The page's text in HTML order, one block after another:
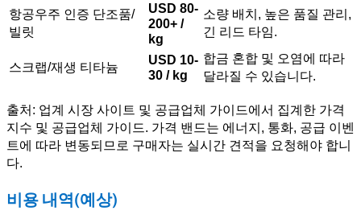
항공우주 인증 단조품/
빌릿
USD 80-
200+ /
kg
소량 배치, 높은 품질 관리,
긴 리드 타임.
스크랩/재생 티타늄
USD 10-
30 / kg
합금 혼합 및 오염에 따라
달라질 수 있습니다.
출처: 업계 시장 사이트 및 공급업체 가이드에서 집계한 가격
지수 및 공급업체 가이드. 가격 밴드는 에너지, 통화, 공급 이벤
트에 따라 변동되므로 구매자는 실시간 견적을 요청해야 합니
다.
비용 내역(예상)